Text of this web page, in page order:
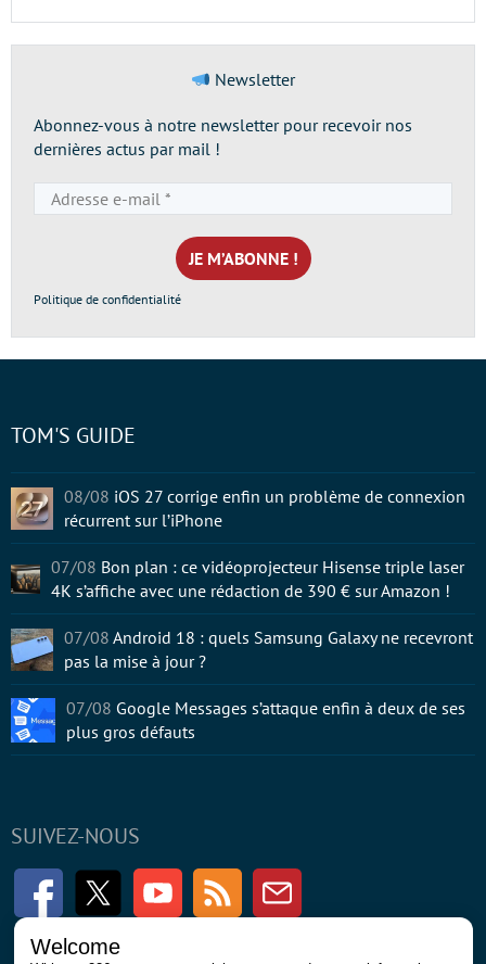
Newsletter
Abonnez-vous à notre newsletter pour recevoir nos
dernières actus par mail !
e-
mail
*
Politique de confidentialité
SUIVEZ-NOUS
FacebookTwitter Youtube RSS Newsletter
TOM'S GUIDE
08/08 iOS 27 corrige enfin un problème de connexion
récurrent sur l’iPhone
07/08 Bon plan : ce vidéoprojecteur Hisense triple laser
4K s’affiche avec une rédaction de 390 € sur Amazon !
07/08 Android 18 : quels Samsung Galaxy ne recevront
pas la mise à jour ?
07/08 Google Messages s’attaque enfin à deux de ses
plus gros défauts
Welcome